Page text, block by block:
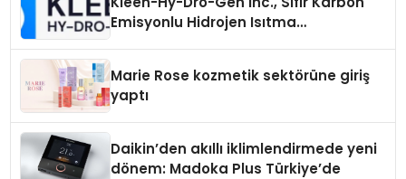
Emisyonlu Hidrojen Isıtma
Marie Rose kozmetik sektörüne giriş
yaptı
Daikin’den akıllı iklimlendirmede yeni
dönem: Madoka Plus Türkiye’de